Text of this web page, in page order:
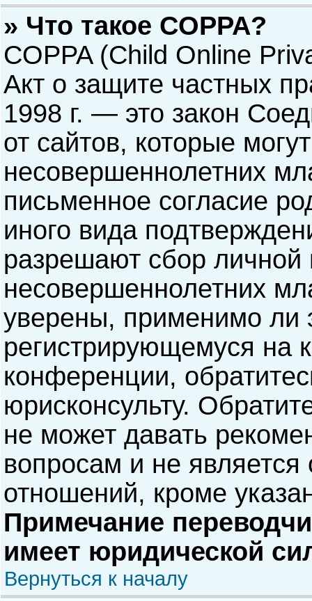
» Что такое COPPA?
COPPA (Child Online
Акт о защите частных
1998 г. — это закон
от сайтов, которые
несовершеннолетних
письменное согласие
иного вида
разрешают сбор
несовершеннолетних
уверены, применимо ли
регистрирующемуся на
конференции,
юрисконсульту.
не может давать
вопросам и не
отношений, кроме
Примечание
имеет юридической
Вернуться к началу